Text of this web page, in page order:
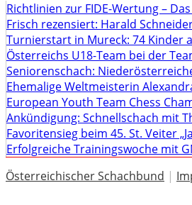
Richtlinien zur FIDE-Wertung –
Frisch rezensiert: Harald
Turnierstart in Mureck: 74 Kinder
Österreichs U18-Team bei der
Seniorenschach:
Ehemalige Weltmeisterin
European Youth Team Chess
Ankündigung: Schnellschach mit
Favoritensieg beim 45. St. Veiter
Erfolgreiche Trainingswoche mit
Österreichischer Schachbund |